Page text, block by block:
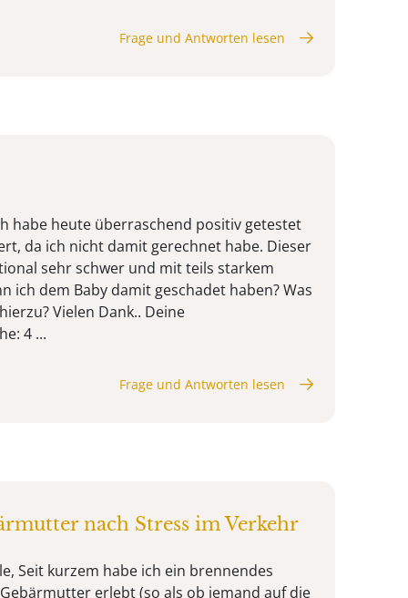
Frage und Antworten lesen
habe heute überraschend positiv getestet
da ich nicht damit gerechnet habe. Dieser
sehr schwer und mit teils starkem
ich dem Baby damit geschadet haben? Was
Vielen Dank.. Deine
4 ...
Frage und Antworten lesen
nach Stress im Verkehr
Seit kurzem habe ich ein brennendes
erlebt (so als ob jemand auf die